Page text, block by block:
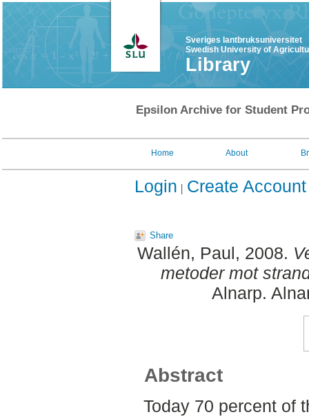
Sveriges lantbruksuniversitet
Swedish University of
Library
Epsilon Archive for Student
Home About
Login Create Account
Share
Wallén, Paul, 2008.
metoder mot
Alnarp.
Abstract
Today 70 percent of